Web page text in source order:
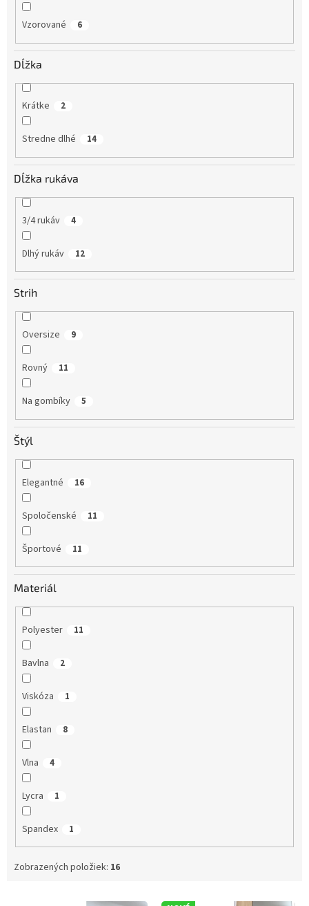
Vzorované 6
Dĺžka
Krátke 2
Stredne dlhé 14
Dĺžka rukáva
3/4 rukáv 4
Dlhý rukáv 12
Strih
Oversize 9
Rovný 11
Na gombíky 5
Štýl
Elegantné 16
Spoločenské 11
Športové 11
Materiál
Polyester 11
Bavlna 2
Viskóza 1
Elastan 8
Vlna 4
Lycra 1
Spandex 1
Zobrazených položiek: 16